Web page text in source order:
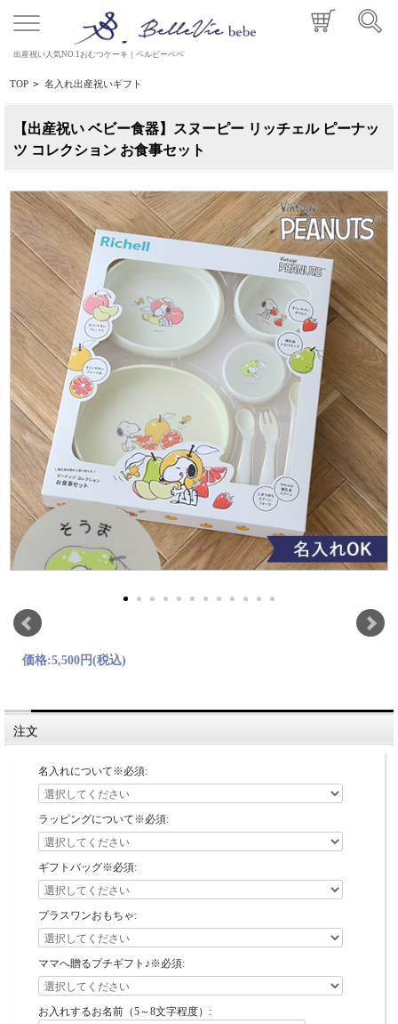
出産祝い人気NO.1おむつケーキ｜ベルビーベベ
TOP > 名入れ出産祝いギフト
【出産祝い ベビー食器】スヌーピー リッチェル ピーナッ
ツ コレクション お食事セット
価格:5,500円(税込)
注文
名入れについて※必須:
ラッピングについて※必須:
ギフトバッグ※必須:
プラスワンおもちゃ:
ママへ贈るプチギフト♪※必須:
お入れするお名前（5～8文字程度）: